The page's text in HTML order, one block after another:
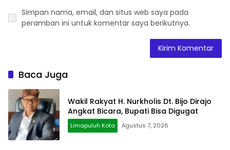
Simpan nama, email, dan situs web saya pada
peramban ini untuk komentar saya berikutnya.
Baca Juga
Wakil Rakyat H. Nurkholis Dt. Bijo Dirajo
Angkat Bicara, Bupati Bisa Digugat
Limapuluh Kota Agustus 7, 2026